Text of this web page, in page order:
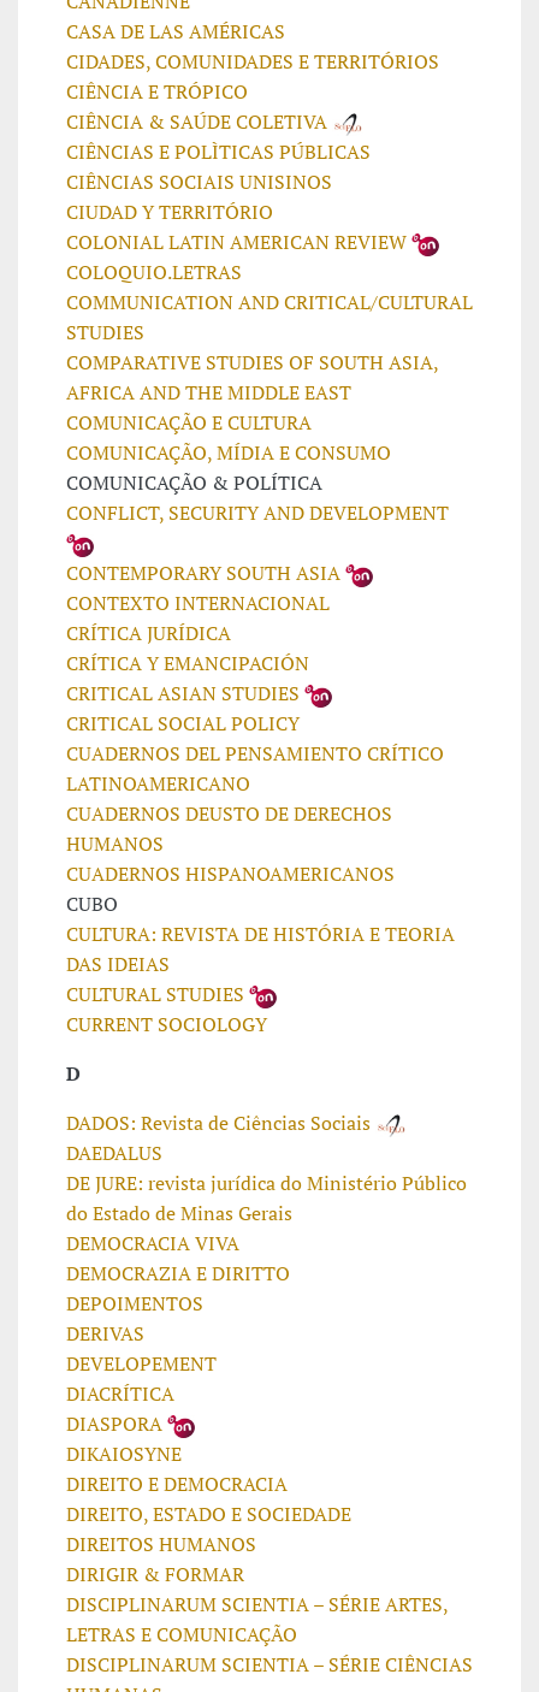
CASA DE LAS AMÉRICAS
CIDADES, COMUNIDADES E TERRITÓRIOS
CIÊNCIA E TRÓPICO
CIÊNCIA & SAÚDE COLETIVA
CIÊNCIAS E POLÌTICAS PÚBLICAS
CIÊNCIAS SOCIAIS UNISINOS
CIUDAD Y TERRITÓRIO
COLONIAL LATIN AMERICAN REVIEW
COLOQUIO.LETRAS
COMMUNICATION AND CRITICAL/CULTURAL
STUDIES
COMPARATIVE STUDIES OF SOUTH ASIA,
AFRICA AND THE MIDDLE EAST
COMUNICAÇÃO E CULTURA
COMUNICAÇÃO, MÍDIA E CONSUMO
COMUNICAÇÃO & POLÍTICA
CONFLICT, SECURITY AND DEVELOPMENT
CONTEMPORARY SOUTH ASIA
CONTEXTO INTERNACIONAL
CRÍTICA JURÍDICA
CRÍTICA Y EMANCIPACIÓN
CRITICAL ASIAN STUDIES
CRITICAL SOCIAL POLICY
CUADERNOS DEL PENSAMIENTO CRÍTICO
LATINOAMERICANO
CUADERNOS DEUSTO DE DERECHOS
HUMANOS
CUADERNOS HISPANOAMERICANOS
CUBO
CULTURA: REVISTA DE HISTÓRIA E TEORIA
DAS IDEIAS
CULTURAL STUDIES
CURRENT SOCIOLOGY
D
DADOS: Revista de Ciências Sociais
DAEDALUS
DE JURE: revista jurídica do Ministério Público
do Estado de Minas Gerais
DEMOCRACIA VIVA
DEMOCRAZIA E DIRITTO
DEPOIMENTOS
DERIVAS
DEVELOPEMENT
DIACRÍTICA
DIASPORA
DIKAIOSYNE
DIREITO E DEMOCRACIA
DIREITO, ESTADO E SOCIEDADE
DIREITOS HUMANOS
DIRIGIR & FORMAR
DISCIPLINARUM SCIENTIA – SÉRIE ARTES,
LETRAS E COMUNICAÇÃO
DISCIPLINARUM SCIENTIA – SÉRIE CIÊNCIAS